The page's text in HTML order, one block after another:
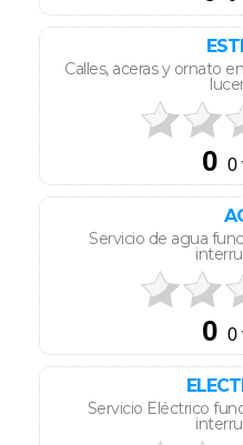
Calles, aceras y ornato
Servicio de agua
Servicio Eléctrico